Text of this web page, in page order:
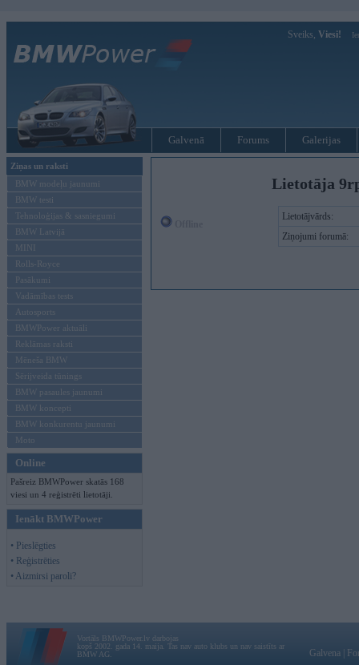
Sveiks, Viesi!
Galvenā Forums Galerijas
Ziņas un raksti
BMW modeļu jaunumi
BMW testi
Tehnoloģijas & sasniegumi
BMW Latvijā
MINI
Rolls-Royce
Pasākumi
Vadāmības tests
Autosports
BMWPower aktuāli
Reklāmas raksti
Mēneša BMW
Sērijveida tūnings
BMW pasaules jaunumi
BMW koncepti
BMW konkurentu jaunumi
Moto
Online
Pašreiz BMWPower skatās 168
viesi un 4 reģistrēti lietotāji.
Ienākt BMWPower
• Pieslēgties
• Reģistrēties
• Aizmirsi paroli?
Lietotāja
Lietotājvārds:
Ziņojumi forumā:
Vortāls BMWPower.lv darbojas
kopš 2002. gada 14. maija. Tas nav auto klubs un nav saistīts ar
BMW AG.
Galvena